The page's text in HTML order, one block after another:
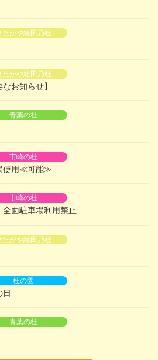
たがや給田乃杜
たがや給田乃杜
お知らせ】
青葉の杜
市崎の杜
使用≪可能≫
市崎の杜
全面駐車場利用禁止
たがや給田乃杜
杜の園
青葉の杜